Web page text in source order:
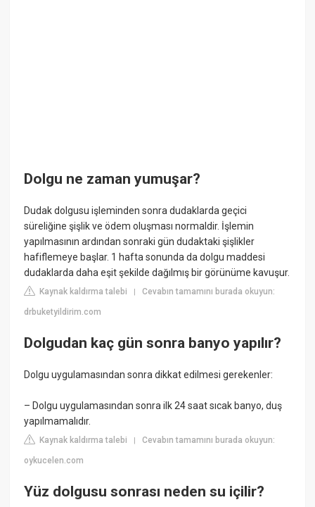
Dolgu ne zaman yumuşar?
Dudak dolgusu işleminden sonra dudaklarda geçici
süreliğine şişlik ve ödem oluşması normaldir. İşlemin
yapılmasının ardından sonraki gün dudaktaki şişlikler
hafiflemeye başlar. 1 hafta sonunda da dolgu maddesi
dudaklarda daha eşit şekilde dağılmış bir görünüme kavuşur.
Kaynak kaldırma talebi |Cevabın tamamını burada okuyun:
drbuketyildirim.com
Dolgudan kaç gün sonra banyo yapılır?
Dolgu uygulamasından sonra dikkat edilmesi gerekenler:
– Dolgu uygulamasından sonra ilk 24 saat sıcak banyo, duş
yapılmamalıdır.
Kaynak kaldırma talebi |Cevabın tamamını burada okuyun:
oykucelen.com
Yüz dolgusu sonrası neden su içilir?